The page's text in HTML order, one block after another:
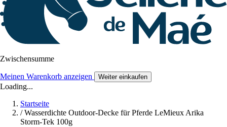
Zwischensumme
Meinen Warenkorb anzeigen Weiter einkaufen
Loading...
Startseite
/ Wasserdichte Outdoor-Decke für Pferde LeMieux Arika
Storm-Tek 100g